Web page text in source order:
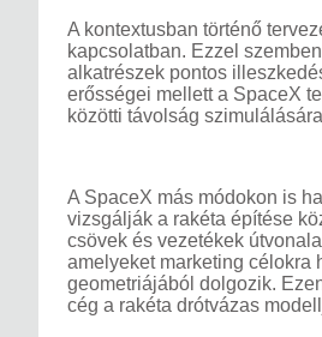
A kontextusban történő
kapcsolatban. Ezzel
alkatrészek pontos
erősségei mellett a SpaceX
közötti távolság
A SpaceX más módokon is
vizsgálják a rakéta építése
csövek és vezetékek
amelyeket marketing célokra
geometriájából dolgozik.
cég a rakéta drótvázas